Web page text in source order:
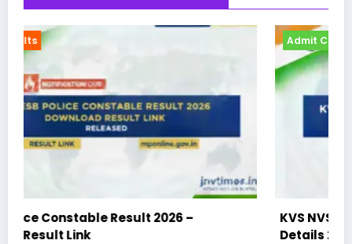
Admit Card
KVS NVS Teaching & Non-Teaching Exam City
Details 2025 – OUT | Admit Card | Exam City